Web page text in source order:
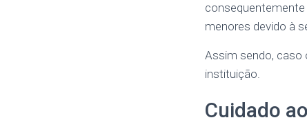
menores devido à
Assim sendo, caso
instituição.
Cuidado